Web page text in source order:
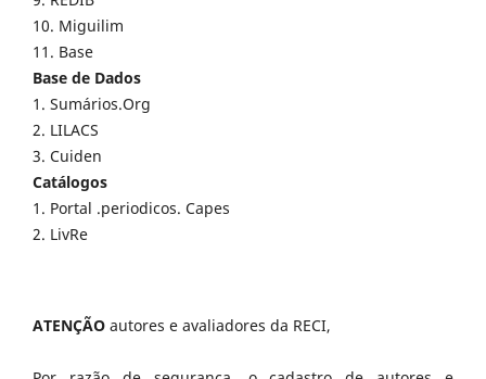
10. Miguilim
11. Base
Base de Dados
1. Sumários.Org
2. LILACS
3. Cuiden
Catálogos
1. Portal .periodicos. Capes
2. LivRe
ATENÇÃO autores e avaliadores da RECI,